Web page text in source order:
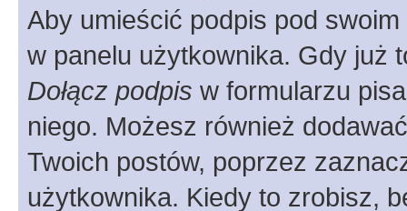
Aby umieścić podpis pod
w panelu użytkownika. Gdy już
Dołącz podpis w formularzu
niego. Możesz również
Twoich postów, poprzez
użytkownika. Kiedy to zrobisz,